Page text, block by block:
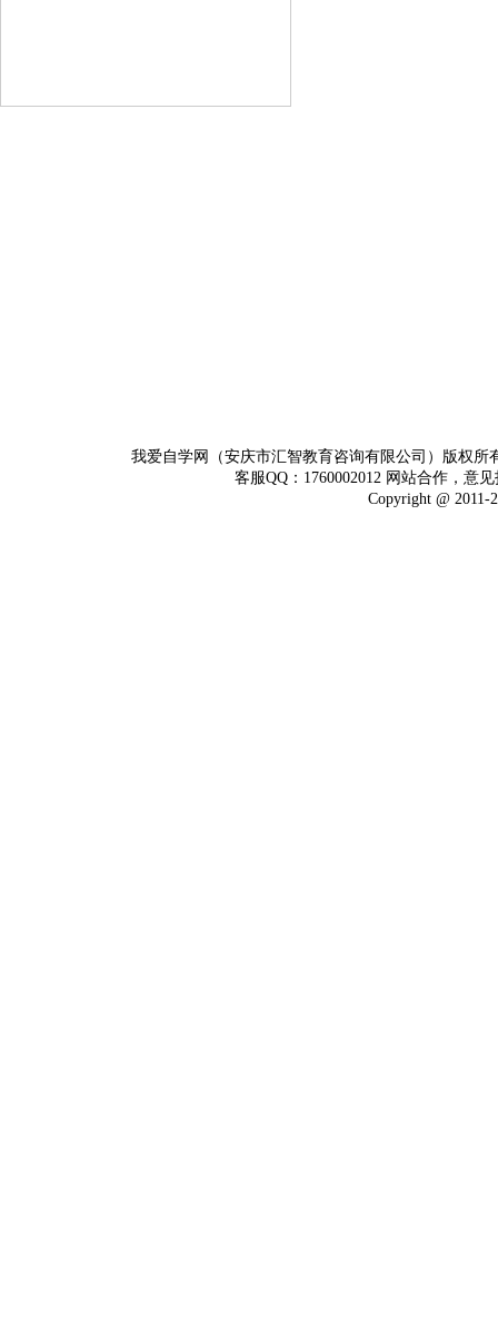
我爱自学网（安庆市汇智教育咨询有限公司）版权
客服QQ：1760002012 网站合作，意
Copyright @